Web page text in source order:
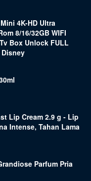
4K-HD Ultra
8/16/32GB WIFI
Box Unlock FULL
Disney
Lip Cream 2.9 g - Lip
Intense, Tahan Lama
Parfum Pria